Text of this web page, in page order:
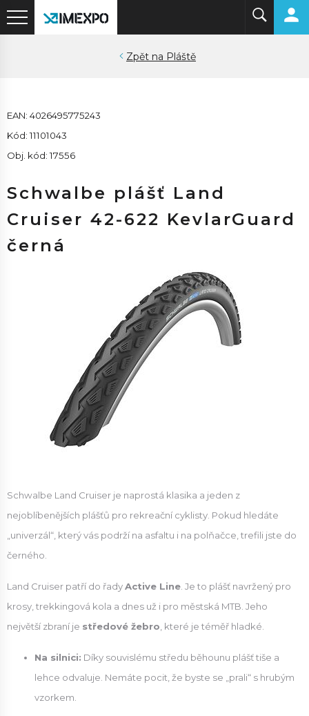
Pláště
EAN: 4026495775243
Kód: 11101043
Obj. kód: 17556
Schwalbe plášť Land
Cruiser 42-622 KevlarGuard
černá
Schwalbe Land Cruiser je naprostá klasika a jeden z
nejoblíbenějších plášťů pro rekreační cyklisty. Pokud hledáte
„univerzál“, který vás podrží na asfaltu i na polňačce, trefili jste do
černého.
Land Cruiser patří do řadyActive Line . Je to plášť navržený pro
krosy, trekkingová kola a dnes už i pro městská MTB. Jeho
největší zbraní je středové žebro , které je téměř hladké.
Na silnici: Díky souvislému středu běhounu plášť tiše a
lehce odvaluje. Nemáte pocit, že byste se „prali“ s hrubým
vzorkem.